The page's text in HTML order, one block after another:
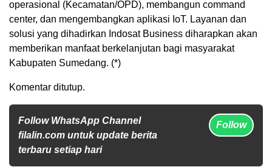
operasional (Kecamatan/OPD), membangun command
center, dan mengembangkan aplikasi IoT. Layanan dan
solusi yang dihadirkan Indosat Business diharapkan akan
memberikan manfaat berkelanjutan bagi masyarakat
Kabupaten Sumedang. (*)
Komentar ditutup.
Follow WhatsApp Channel
filalin.com untuk update berita
terbaru setiap hari
Follow